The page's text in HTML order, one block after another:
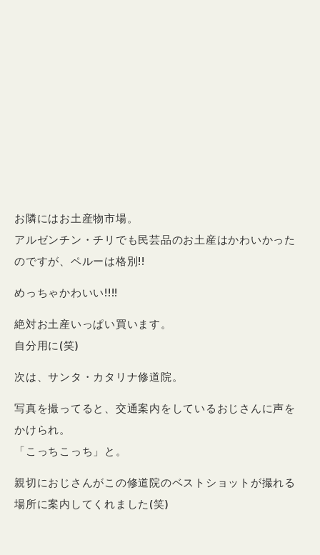
お隣にはお土産物市場。
アルゼンチン・チリでも民芸品のお土産はかわいかった
のですが、ペルーは格別!!
めっちゃかわいい!!!!
絶対お土産いっぱい買います。
自分用に(笑)
次は、サンタ・カタリナ修道院。
写真を撮ってると、交通案内をしているおじさんに声を
かけられ。
「こっちこっち」と。
親切におじさんがこの修道院のベストショットが撮れる
場所に案内してくれました(笑)